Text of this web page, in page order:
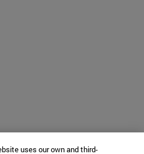
uses our own and third-